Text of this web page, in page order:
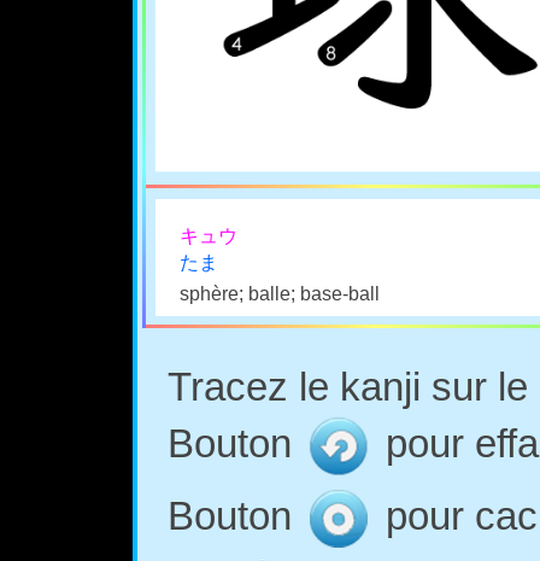
キュウ
たま
sphère; balle; base-ball
Tracez le kanji sur
Bouton
pour
Bouton
pour